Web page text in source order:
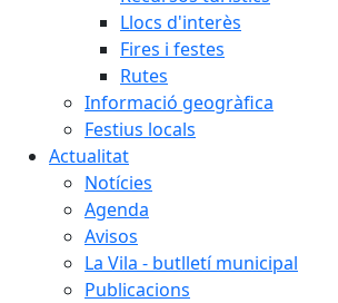
Llocs d'interès
Fires i festes
Rutes
Informació geogràfica
Festius locals
Actualitat
Notícies
Agenda
Avisos
La Vila - butlletí municipal
Publicacions